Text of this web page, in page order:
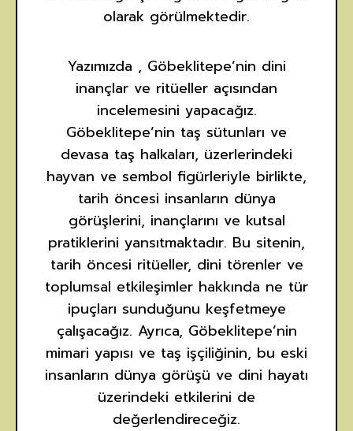
olarak görülmektedir.
Yazımızda , Göbeklitepe’nin dini
inançlar ve ritüeller açısından
incelemesini yapacağız.
Göbeklitepe’nin taş sütunları ve
devasa taş halkaları, üzerlerindeki
hayvan ve sembol figürleriyle birlikte,
tarih öncesi insanların dünya
görüşlerini, inançlarını ve kutsal
pratiklerini yansıtmaktadır. Bu sitenin,
tarih öncesi ritüeller, dini törenler ve
toplumsal etkileşimler hakkında ne tür
ipuçları sunduğunu keşfetmeye
çalışacağız. Ayrıca, Göbeklitepe’nin
mimari yapısı ve taş işçiliğinin, bu eski
insanların dünya görüşü ve dini hayatı
üzerindeki etkilerini de
değerlendireceğiz.